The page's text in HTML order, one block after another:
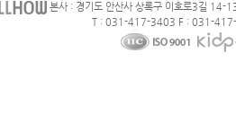
본사 : 경기도 안산사 상록구 이호로3길 14-
T : 031-417-3403 F : 031-